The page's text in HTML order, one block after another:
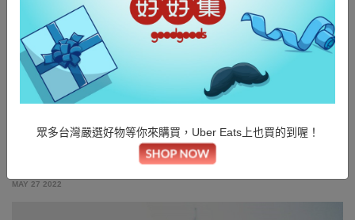
用創意K出文化火花｜K BEER
金門精釀
首頁/ 好故事/ 用創意K出文化火花｜K BEER 金門精釀
MAY 27 2022
眾多台灣嚴選好物等你來購買，Uber Eats上也買的到喔！